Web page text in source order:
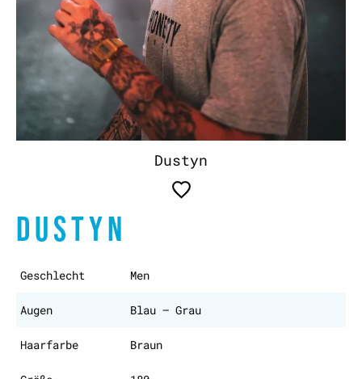
Dustyn
DUSTYN
Geschlecht Men
Augen Blau – Grau
Haarfarbe Braun